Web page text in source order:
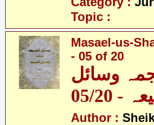
Topic :
Masael-us-
- 05 of 20
وسائل
- 05/20
Author :